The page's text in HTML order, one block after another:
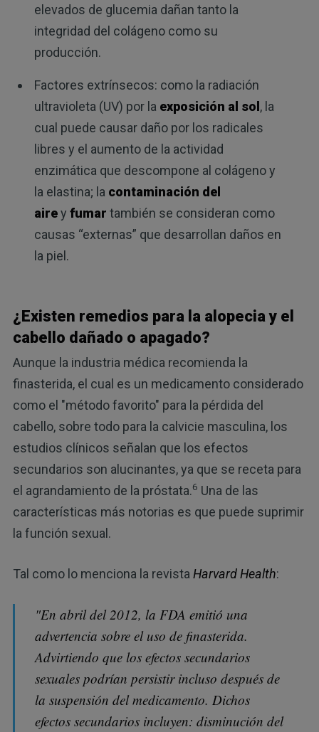
elevados de glucemia dañan tanto la
integridad del colágeno como su
producción.
Factores extrínsecos: como la radiación
ultravioleta (UV) por la exposición al sol, la
cual puede causar daño por los radicales
libres y el aumento de la actividad
enzimática que descompone al colágeno y
la elastina; la contaminación del
airey fumar también se consideran como
causas “externas” que desarrollan daños en
la piel.
¿Existen remedios para la alopecia y el
cabello dañado o apagado?
Aunque la industria médica recomienda la
finasterida, el cual es un medicamento considerado
como el "método favorito" para la pérdida del
cabello, sobre todo para la calvicie masculina, los
estudios clínicos señalan que los efectos
secundarios son alucinantes, ya que se receta para
el agrandamiento de la próstata.6 Una de las
características más notorias es que puede suprimir
la función sexual.
Tal como lo menciona la revista Harvard Health:
"En abril del 2012, la FDA emitió una
advertencia sobre el uso de finasterida.
Advirtiendo que los efectos secundarios
sexuales podrían persistir incluso después de
la suspensión del medicamento. Dichos
efectos secundarios incluyen: disminución del